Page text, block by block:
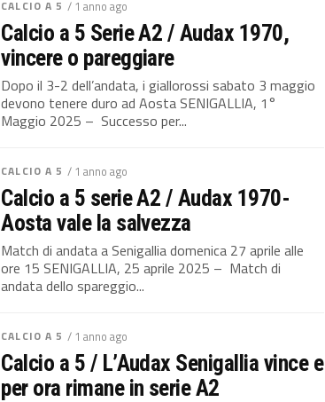
CALCIO A 5 / 1 anno ago
Calcio a 5 Serie A2 / Audax 1970,
vincere o pareggiare
Dopo il 3-2 dell’andata, i giallorossi sabato 3 maggio
devono tenere duro ad Aosta SENIGALLIA, 1°
Maggio 2025 – Successo per...
CALCIO A 5 / 1 anno ago
Calcio a 5 serie A2 / Audax 1970-
Aosta vale la salvezza
Match di andata a Senigallia domenica 27 aprile alle
ore 15 SENIGALLIA, 25 aprile 2025 – Match di
andata dello spareggio...
CALCIO A 5 / 1 anno ago
Calcio a 5 / L’Audax Senigallia vince e
per ora rimane in serie A2